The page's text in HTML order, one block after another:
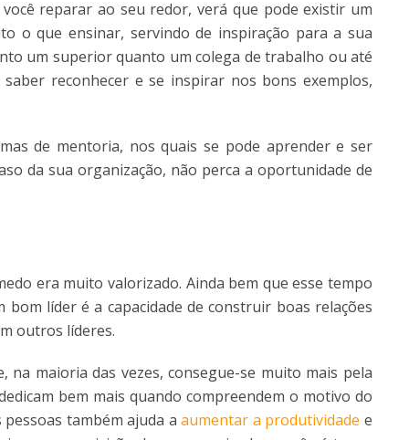
reparar ao seu redor, verá que pode existir um
o que ensinar, servindo de inspiração para a sua
um superior quanto um colega de trabalho ou até
reconhecer e se inspirar nos bons exemplos,
de mentoria, nos quais se pode aprender e ser
da sua organização, não perca a oportunidade de
era muito valorizado. Ainda bem que esse tempo
líder é a capacidade de construir boas relações
outros líderes.
maioria das vezes, consegue-se muito mais pela
bem mais quando compreendem o motivo do
pessoas também ajuda aaumentar a produtividade e